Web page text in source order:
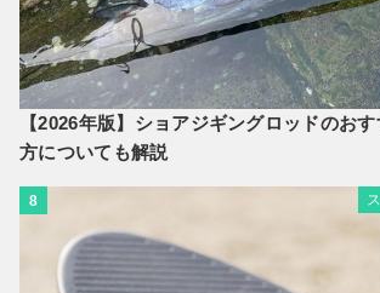
【2026年版】ショアジギングロッドのお
方についても解説
8